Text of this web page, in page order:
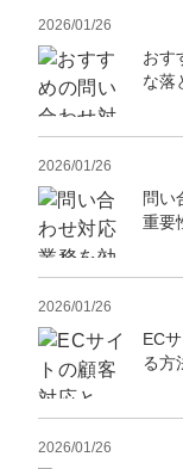
2026/01/26
おす
な落
2026/01/26
問い
重要
2026/01/26
EC
る方
2026/01/26